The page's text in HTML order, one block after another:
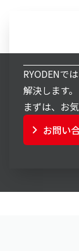
RYODENで
解決します。
まずは、お
お問い